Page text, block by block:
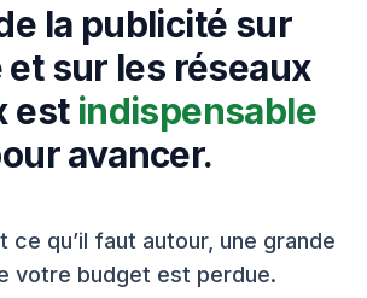
la publicité sur
et sur les réseaux
est indispensable
avancer.
ce qu’il faut autour, une grande
votre budget est perdue.